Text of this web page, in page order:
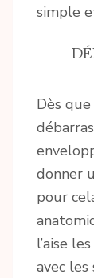
simple
Dès que
donner
pour
l’aise
avec les